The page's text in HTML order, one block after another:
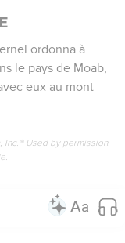
ordonna à
le pays de Moab,
eux au mont
Inc.® Used by permission.